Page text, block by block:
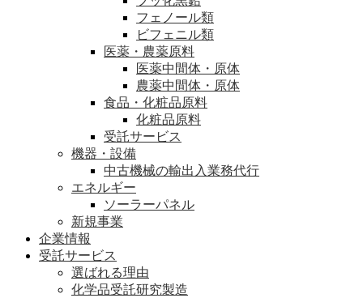
フェノール類
ビフェニル類
医薬・農薬原料
医薬中間体・原体
農薬中間体・原体
食品・化粧品原料
化粧品原料
受託サービス
機器・設備
中古機械の輸出入業務代行
エネルギー
ソーラーパネル
新規事業
企業情報
受託サービス
選ばれる理由
化学品受託研究製造